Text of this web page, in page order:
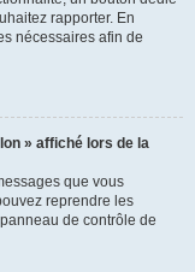
rapporter. En
nécessaires afin de
» affiché lors de la
que vous
reprendre les
de contrôle de